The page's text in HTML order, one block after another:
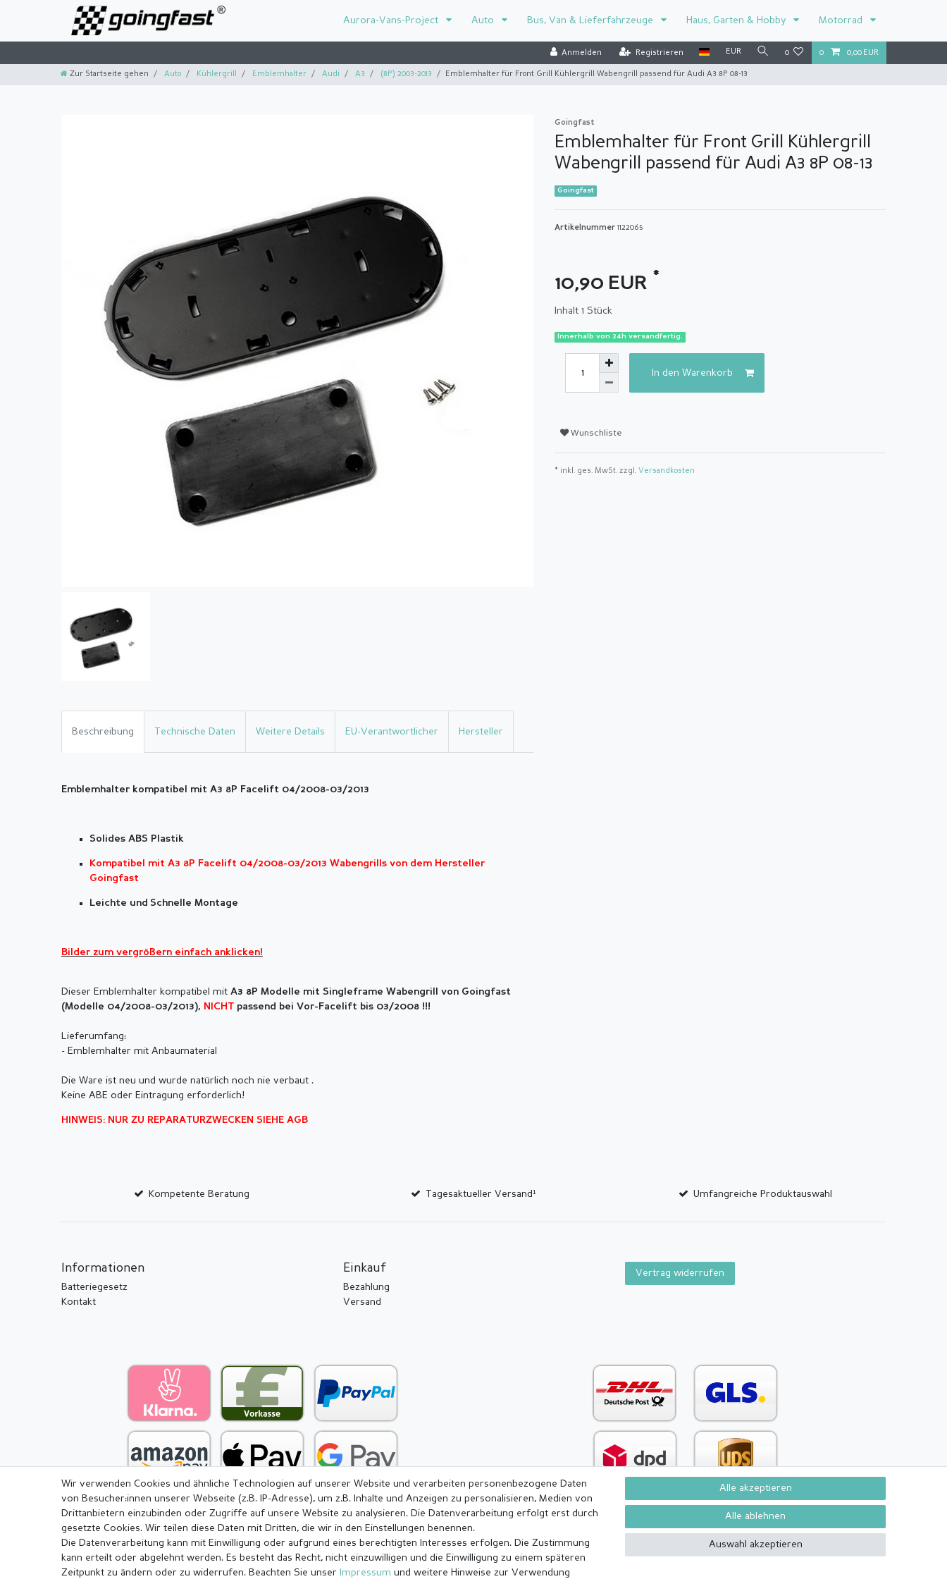
Aurora-Vans-Project Auto Bus, Van & Lieferfahrzeuge Haus, Garten & Hobby Motorrad
Anmelden Registrieren EUR 0 0 0,00 EUR
Zur Startseite gehen Auto Kühlergrill Emblemhalter Audi A3 (8P) 2003-2013 Emblemhalter für Front Grill Kühlergrill Wabengrill passend für Audi A3 8P 08-13
Goingfast
Emblemhalter für Front Grill Kühlergrill
Wabengrill passend für Audi A3 8P 08-13
Goingfast
Artikelnummer 1122065
10,90 EUR *
Inhalt 1 Stück
Innerhalb von 24h versandfertig.
In den Warenkorb
Wunschliste
* inkl. ges. MwSt. zzgl. Versandkosten
Beschreibung Technische Daten Weitere Details EU-Verantwortlicher Hersteller
Emblemhalter kompatibel mit A3 8P Facelift 04/2008-03/2013
Solides ABS Plastik
Kompatibel mit A3 8P Facelift 04/2008-03/2013 Wabengrills von dem Hersteller
Goingfast
Leichte und Schnelle Montage
Bilder zum vergrößern einfach anklicken!
Dieser Emblemhalter kompatibel mit A3 8P Modelle mit Singleframe Wabengrill von Goingfast
(Modelle 04/2008-03/2013), NICHT passend bei Vor-Facelift bis 03/2008 !!!
Lieferumfang:
- Emblemhalter mit Anbaumaterial
Die Ware ist neu und wurde natürlich noch nie verbaut .
Keine ABE oder Eintragung erforderlich!
HINWEIS: NUR ZU REPARATURZWECKEN SIEHE AGB
Kompetente Beratung Tagesaktueller Versand¹ Umfangreiche Produktauswahl
Informationen
Batteriegesetz
Kontakt
Einkauf
Bezahlung
Versand
Vertrag widerrufen
Impressum Daten­schutz­erklärung AGB Barrierefreiheitserklärung Widerrufs­recht Vertrag widerrufen Kontakt
Wir verwenden Cookies und ähnliche Technologien auf unserer Website und verarbeiten personenbezogene Daten
von Besucher:innen unserer Webseite (z.B. IP-Adresse), um z.B. Inhalte und Anzeigen zu personalisieren, Medien von
Drittanbietern einzubinden oder Zugriffe auf unsere Website zu analysieren. Die Datenverarbeitung erfolgt erst durch
gesetzte Cookies. Wir teilen diese Daten mit Dritten, die wir in den Einstellungen benennen.
Die Datenverarbeitung kann mit Einwilligung oder aufgrund eines berechtigten Interesses erfolgen. Die Zustimmung
kann erteilt oder abgelehnt werden. Es besteht das Recht, nicht einzuwilligen und die Einwilligung zu einem späteren
Zeitpunkt zu ändern oder zu widerrufen. Beachten Sie unser Impressum und weitere Hinweise zur Verwendung
Alle akzeptieren
Alle ablehnen
Auswahl akzeptieren